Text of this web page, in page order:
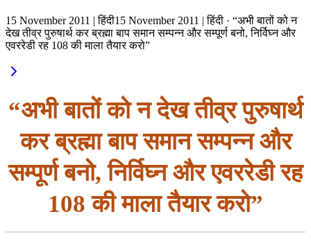
15 November 2011 | हिंदी15 November 2011 | हिंदी · “अभी बातों को न
देख तीव्र पुरुषार्थ कर ब्रह्मा बाप समान सम्पन्न और सम्पूर्ण बनो, निर्विघ्न और
एवररेडी रह 108 की माला तैयार करो”
“अभी बातों को न देख तीव्र पुरुषार्थ
कर ब्रह्मा बाप समान सम्पन्न और
सम्पूर्ण बनो, निर्विघ्न और एवररेडी रह
108 की माला तैयार करो”